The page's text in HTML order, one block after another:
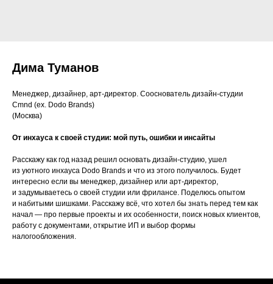
Дима Туманов
Менеджер, дизайнер, арт-директор. Сооснователь дизайн-студии
Cmnd (ex. Dodo Brands)
(Москва)
От инхауса к своей студии: мой путь, ошибки и инсайты
Расскажу как год назад решил основать дизайн-студию, ушел
из уютного инхауса Dodo Brands и что из этого получилось. Будет
интересно если вы менеджер, дизайнер или арт-директор,
и задумываетесь о своей студии или фрилансе. Поделюсь опытом
и набитыми шишками. Расскажу всё, что хотел бы знать перед тем как
начал — про первые проекты и их особенности, поиск новых клиентов,
работу с документами, открытие ИП и выбор формы
налогообложения.